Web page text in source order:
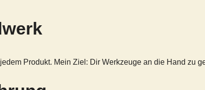
Produkt. Mein Ziel: Dir Werkzeuge an die Hand zu